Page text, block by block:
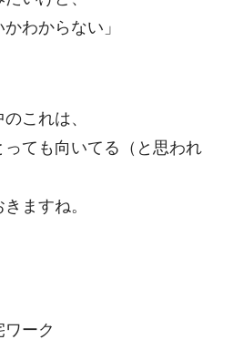
わからない」
これは、
ても向いてる（と思われ
ますね。
ワーク